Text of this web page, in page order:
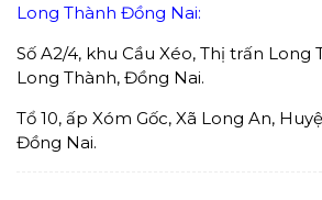
Long Thành Đồng Nai:
Số A2/4, khu Cầu Xéo, Thị trấn Long
Long Thành, Đồng Nai.
Tổ 10, ấp Xóm Gốc, Xã Long An,
Đồng Nai.